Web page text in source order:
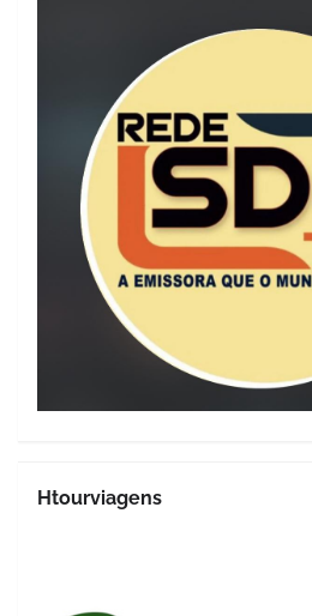
Htourviagens